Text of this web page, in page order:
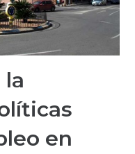
la
en